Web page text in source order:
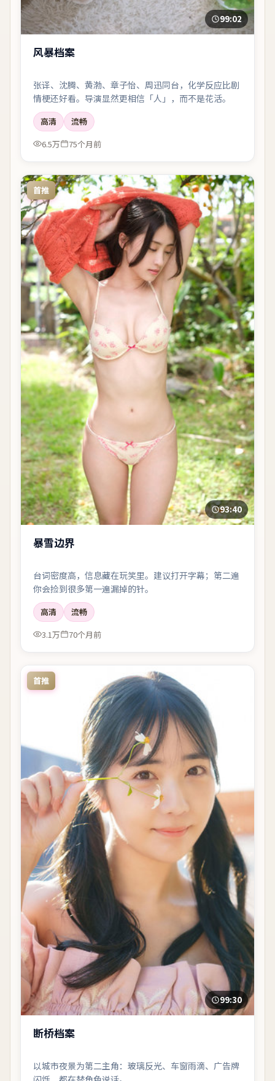
99:02
风暴档案
张译、沈腾、黄渤、章子怡、周迅同台，化学反应比剧
情梗还好看。导演显然更相信「人」，而不是花活。
高清
流畅
6.5万
75个月前
首推
93:40
暴雪边界
台词密度高，信息藏在玩笑里。建议打开字幕；第二遍
你会捡到很多第一遍漏掉的针。
高清
流畅
3.1万
70个月前
首推
99:30
断桥档案
以城市夜景为第二主角：玻璃反光、车窗雨滴、广告牌